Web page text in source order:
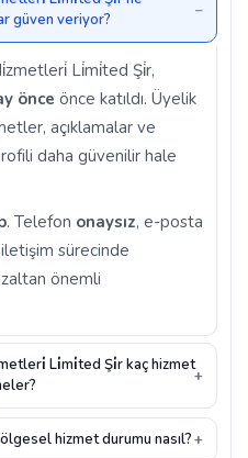
güven veriyor?
Li̇mi̇ted Şi̇r,
önce önce katıldı. Üyelik
açıklamalar ve
daha güvenilir hale
. Telefon onaysız, e-posta
sürecinde
önemli
Li̇mi̇ted Şi̇r kaç hizmet
hizmet durumu nasıl?